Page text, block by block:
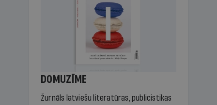
DOMUZĪME
Žurnāls latviešu literatūras, publicistikas